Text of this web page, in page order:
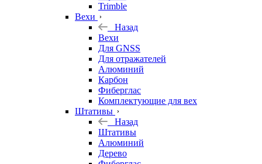
Trimble
Вехи
Назад
Вехи
Для GNSS
Для отражателей
Алюминий
Карбон
Фиберглас
Комплектующие для вех
Штативы
Назад
Штативы
Алюминий
Дерево